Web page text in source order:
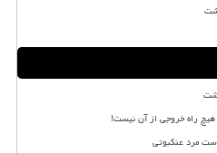
راه خروجی از آن نیست!
مرد عنکبوتی